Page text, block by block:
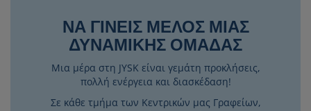
ΝΑ ΓΙΝΕΙΣ ΜΕΛΟΣ ΜΙΑΣ
ΔΥΝΑΜΙΚΗΣ ΟΜΑΔΑΣ
Μια μέρα στη JYSK είναι γεμάτη προκλήσεις,
πολλή ενέργεια και διασκέδαση!
Σε κάθε τμήμα των Κεντρικών μας Γραφείων,